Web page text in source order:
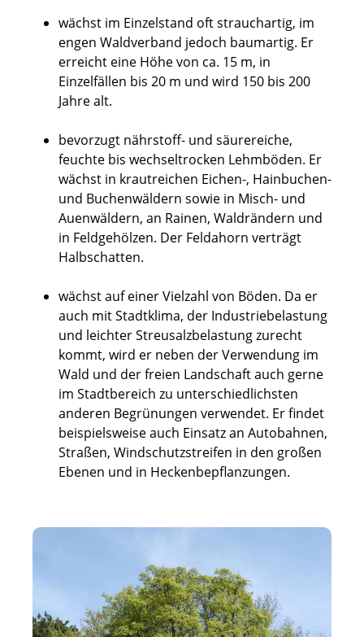
wächst im Einzelstand oft strauchartig, im
engen Waldverband jedoch baumartig. Er
erreicht eine Höhe von ca. 15 m, in
Einzelfällen bis 20 m und wird 150 bis 200
Jahre alt.
bevorzugt nährstoff- und säurereiche,
feuchte bis wechseltrocken Lehmböden. Er
wächst in krautreichen Eichen-, Hainbuchen-
und Buchenwäldern sowie in Misch- und
Auenwäldern, an Rainen, Waldrändern und
in Feldgehölzen. Der Feldahorn verträgt
Halbschatten.
wächst auf einer Vielzahl von Böden. Da er
auch mit Stadtklima, der Industriebelastung
und leichter Streusalzbelastung zurecht
kommt, wird er neben der Verwendung im
Wald und der freien Landschaft auch gerne
im Stadtbereich zu unterschiedlichsten
anderen Begrünungen verwendet. Er findet
beispielsweise auch Einsatz an Autobahnen,
Straßen, Windschutzstreifen in den großen
Ebenen und in Heckenbepflanzungen.